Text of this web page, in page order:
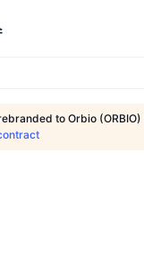
to Orbio